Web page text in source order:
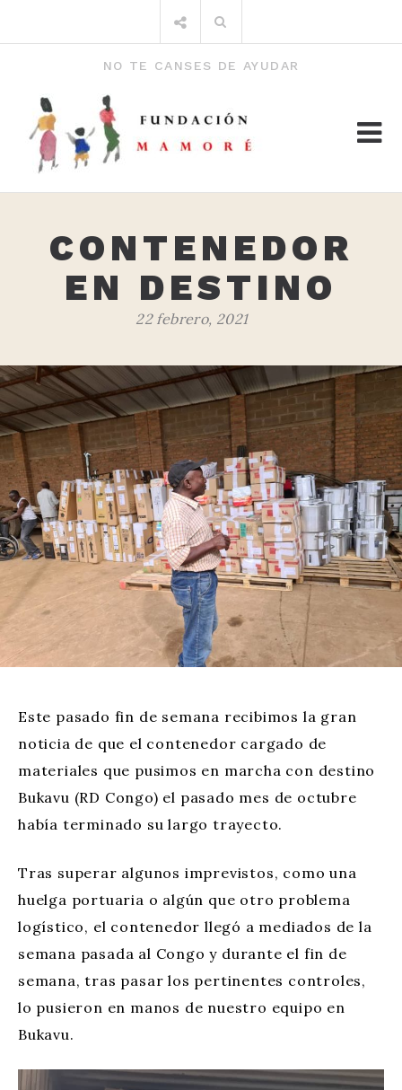
por:
NO TE CANSES DE AYUDAR
CONTENEDOR
EN DESTINO
22 febrero, 2021
Este pasado fin de semana recibimos la gran
noticia de que el contenedor cargado de
materiales que pusimos en marcha con destino
Bukavu (RD Congo) el pasado mes de octubre
había terminado su largo trayecto.
Tras superar algunos imprevistos, como una
huelga portuaria o algún que otro problema
logístico, el contenedor llegó a mediados de la
semana pasada al Congo y durante el fin de
semana, tras pasar los pertinentes controles,
lo pusieron en manos de nuestro equipo en
Bukavu.